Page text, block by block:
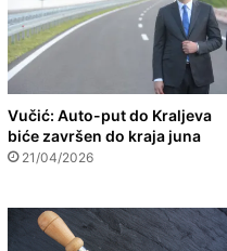
Vučić: Auto-put do Kraljeva
biće završen do kraja juna
21/04/2026